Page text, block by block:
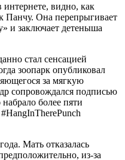
видно, как
Панчу. Она перепрыгивает
и заключает детеныша
стал сенсацией
зоопарк опубликовал
за мягкую
сопровождался подписью
более пяти
Мать отказалась
из-за